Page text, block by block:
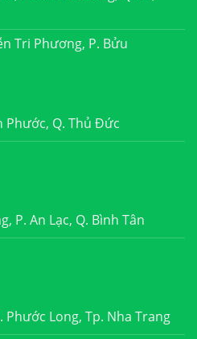
Tri Phương, P. Bửu
Phước, Q. Thủ Đức
P. An Lạc, Q. Bình Tân
Phước Long, Tp. Nha Trang